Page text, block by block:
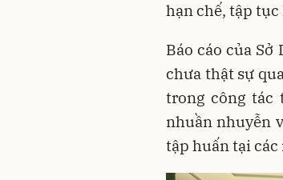
hạn chế, tập
Báo cáo của
chưa thật sự
trong công tác
nhuần nhuyễn
tập huấn tại